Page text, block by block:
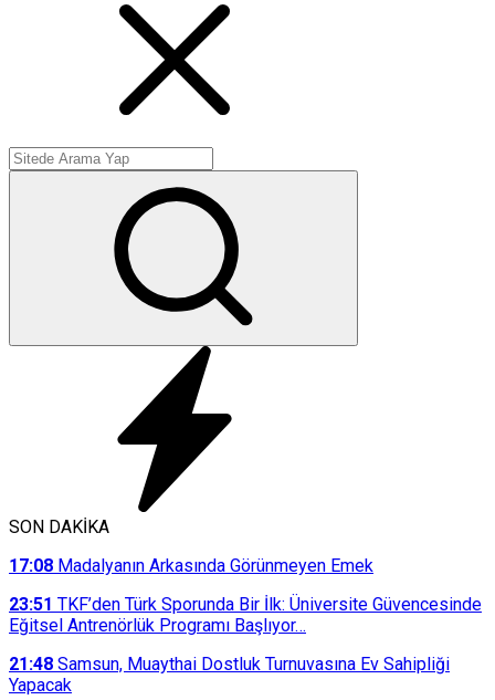
SON DAKİKA
17:08 Madalyanın Arkasında Görünmeyen Emek
23:51 TKF’den Türk Sporunda Bir İlk: Üniversite Güvencesinde
Eğitsel Antrenörlük Programı Başlıyor…
21:48 Samsun, Muaythai Dostluk Turnuvasına Ev Sahipliği
Yapacak